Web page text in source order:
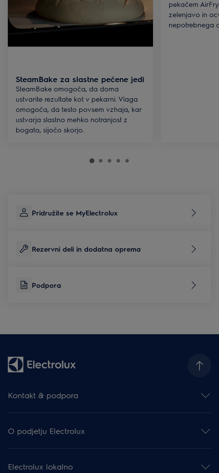
SteamBake za slastne pečene jedi
SteamBake omogoča, da doma
ustvarite rezultate kot v pekarni. Vlaga
omogoča, da testo povsem vzhaja, kar
ustvarja slastno mehko notranjost z
bogato, sijočo skorjo.
pekačem
zelenjavo in
nepotrebnega
Pridružite se MyElectrolux
Rezervni deli in dodatna oprema
Podpora
Kontakt & podpora
Prijava na e-novice
Facebook
Instagram
Podpora
O podjetju Electrolux
Mediji & Novice
Electrolux lokalno